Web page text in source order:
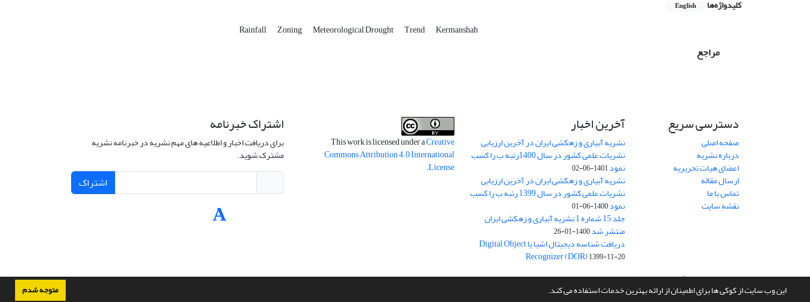
این وب سایت از کوکی ها برای اطمینان از ارائه بهترین خدمات استفاده می کند. متوجه شدم
کلیدواژه‌ها English
Rainfall Zoning Meteorological Drought Trend Kermanshah
مراجع
دسترسی سریع
صفحه اصلی
درباره نشریه
اعضای هیات تحریریه
ارسال مقاله
تماس با ما
نقشه سایت
آخرین اخبار
نشریه آبیاری و زهکشی ایران در آخرین ارزیابی
نشریات علمی کشور در سال 1400رتبه ب را کسب
نمود1401-06-02
نشریه آبیاری و زهکشی ایران در آخرین ارزیابی
نشریات علمی کشور در سال 1399 رتبه ب را کسب
نمود1400-06-01
جلد 15 شماره 1 نشریه آبیاری و زهکشی ایران
منتشر شد1400-01-26
دریافت شناسه دیجیتال اشیا یا Digital Object
Recognizer (DOR)1399-11-20
This work is licensed under aCreative
Commons Attribution 4.0 International
License
.
اشتراک خبرنامه
برای دریافت اخبار و اطلاعیه های مهم نشریه در خبرنامه نشریه
مشترک شوید.
اشتراک
سامانه مدیریت نشریات علمی.طراحی و پیاده سازی ازسیناوب